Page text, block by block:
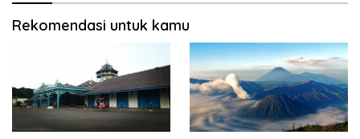
Rekomendasi untuk kamu